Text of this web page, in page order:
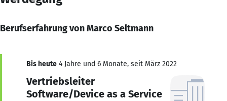
Berufserfahrung von Marco Seltmann
Bis heute 4 Jahre und 6 Monate, seit März 2022
Vertriebsleiter
Software/Device as a Service